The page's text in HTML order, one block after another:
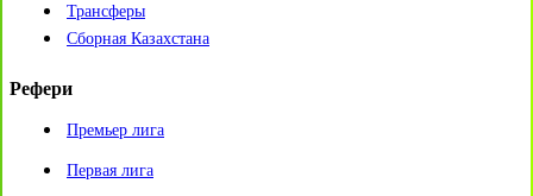
Трансферы
Сборная Казахстана
Рефери
Премьер лига
Первая лига